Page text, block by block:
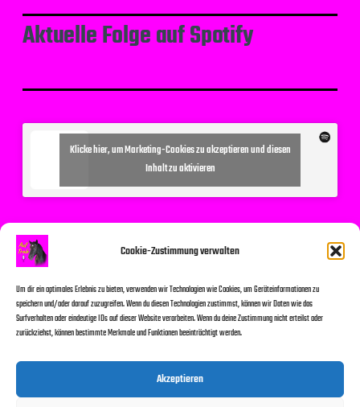
Cookie-Zustimmung verwalten
Um dir ein optimales Erlebnis zu bieten, verwenden wir Technologien wie Cookies, um Geräteinformationen zu
speichern und/oder darauf zuzugreifen. Wenn du diesen Technologien zustimmst, können wir Daten wie das
Surfverhalten oder eindeutige IDs auf dieser Website verarbeiten. Wenn du deine Zustimmung nicht erteilst oder
zurückziehst, können bestimmte Merkmale und Funktionen beeinträchtigt werden.
Akzeptieren
Aktuelle Folge auf Spotify
Klicke hier, um Marketing-Cookies zu akzeptieren und diesen
Inhalt zu aktivieren
Suchen